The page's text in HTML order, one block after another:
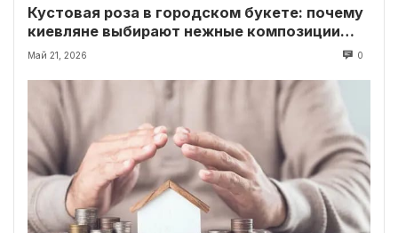
Кустовая роза в городском букете: почему
киевляне выбирают нежные композиции
вместо классики
Май 21, 2026 0